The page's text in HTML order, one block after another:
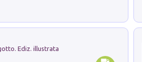
Ediz. illustrata